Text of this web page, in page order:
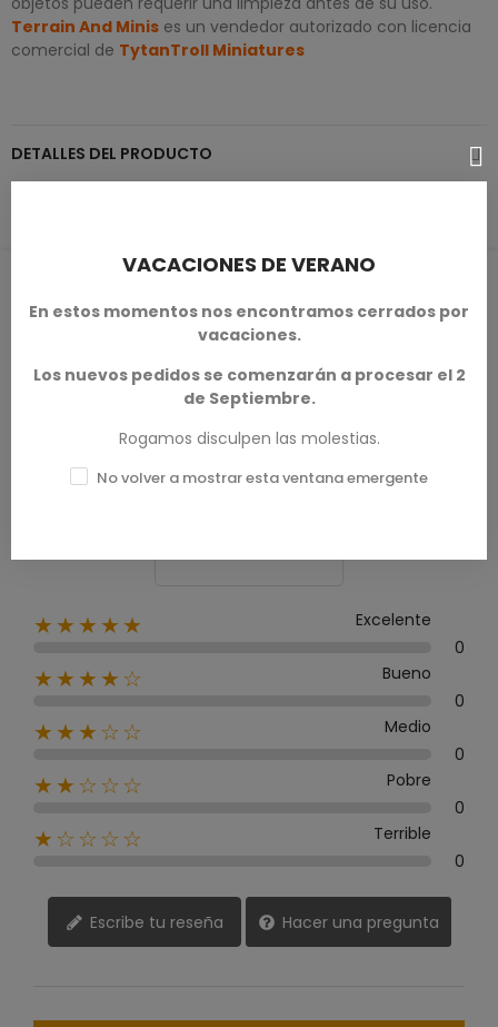
Terrain And Minis es un vendedor autorizado con licencia
comercial de TytanTroll Miniatures
DETALLES DEL PRODUCTO
Calificación media
0.0
★★★★★
Excelente
0
★★★★☆
Bueno
0
★★★☆☆
Medio
0
★★☆☆☆
Pobre
0
★☆☆☆☆
Terrible
0
Escribe tu reseña Hacer una pregunta
VACACIONES DE VERANO
En estos momentos nos encontramos cerrados por
vacaciones.
Los nuevos pedidos se comenzarán a procesar el 2
de Septiembre.
Rogamos disculpen las molestias.
No volver a mostrar esta ventana emergente